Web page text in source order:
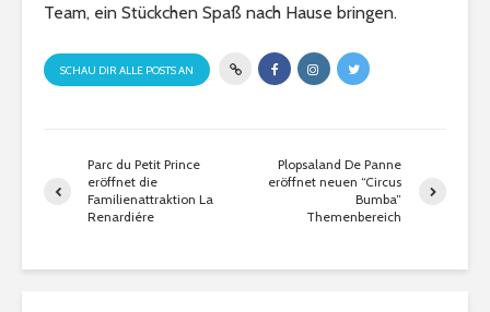
Team, ein Stückchen Spaß nach Hause bringen.
SCHAU DIR ALLE POSTS AN
Parc du Petit Prince
eröffnet die
Familienattraktion La
Renardiére
Plopsaland De Panne
eröffnet neuen “Circus
Bumba”
Themenbereich